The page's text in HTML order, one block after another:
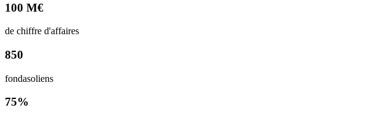
100 M€
de chiffre d'affaires
850
fondasoliens
75%